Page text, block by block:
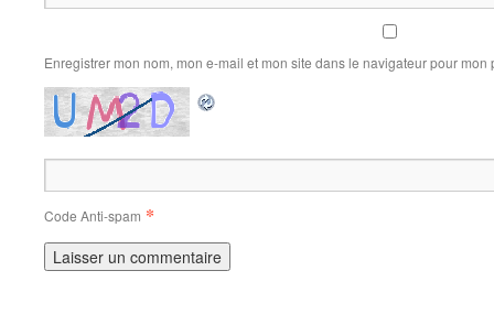
Enregistrer mon nom, mon e-mail et mon site dans le navigateur pour
Code Anti-spam *